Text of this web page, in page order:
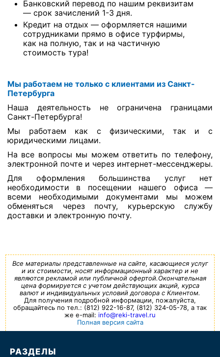
Банковский перевод по нашим реквизитам
— срок зачислений 1-3 дня.
Кредит на отдых — оформляется нашими
сотрудниками прямо в офисе турфирмы,
как на полную, так и на частичную
стоимость тура!
Мы работаем не только с клиентами из Санкт-
Петербурга
Наша деятельность не ограничена границами
Санкт-Петербурга!
Мы работаем как с физическими, так и с
юридическими лицами.
На все вопросы мы можем ответить по телефону,
электронной почте и через интернет-мессенджеры.
Для оформления большинства услуг нет
необходимости в посещении нашего офиса —
всеми необходимыми документами мы можем
обменяться через почту, курьерскую службу
доставки и электронную почту.
Все материалы представленные на сайте, касающиеся услуг
и их стоимости, носят информационный характер и не
являются рекламой или публичной офертой.Окончательная
цена формируется с учетом действующих акций, курса
валют и индивидуальных условий договора с Клиентом.
Для получения подробной информации, пожалуйста,
обращайтесь по тел.: (812) 922-16-87, (812) 324-05-78, а так
же e-mail: info@reki-travel.ru
Полная версия сайта
РАЗДЕЛЫ